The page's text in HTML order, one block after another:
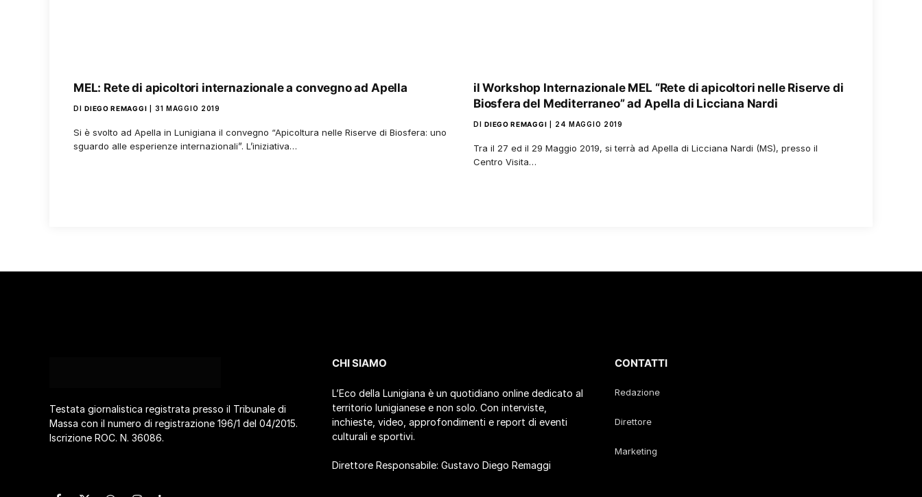
MEL: Rete di apicoltori internazionale a convegno ad Apella
DI DIEGO REMAGGI 31 MAGGIO 2019
Si è svolto ad Apella in Lunigiana il convegno “Apicoltura nelle Riserve di Biosfera: uno
sguardo alle esperienze internazionali”. L’iniziativa…
il Workshop Internazionale MEL “Rete di apicoltori nelle Riserve di
Biosfera del Mediterraneo” ad Apella di Licciana Nardi
DI DIEGO REMAGGI 24 MAGGIO 2019
Tra il 27 ed il 29 Maggio 2019, si terrà ad Apella di Licciana Nardi (MS), presso il
Centro Visita…
Testata giornalistica registrata presso il Tribunale di
Massa con il numero di registrazione 196/1 del 04/2015.
Iscrizione ROC. N. 36086.
CHI SIAMO
L’Eco della Lunigiana è un quotidiano online dedicato al
territorio lunigianese e non solo. Con interviste,
inchieste, video, approfondimenti e report di eventi
culturali e sportivi.
Direttore Responsabile: Gustavo Diego Remaggi
CONTATTI
Redazione
Direttore
Marketing